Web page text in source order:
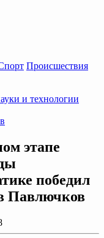
Происшествия
и технологии
этапе
победил
Павлючков